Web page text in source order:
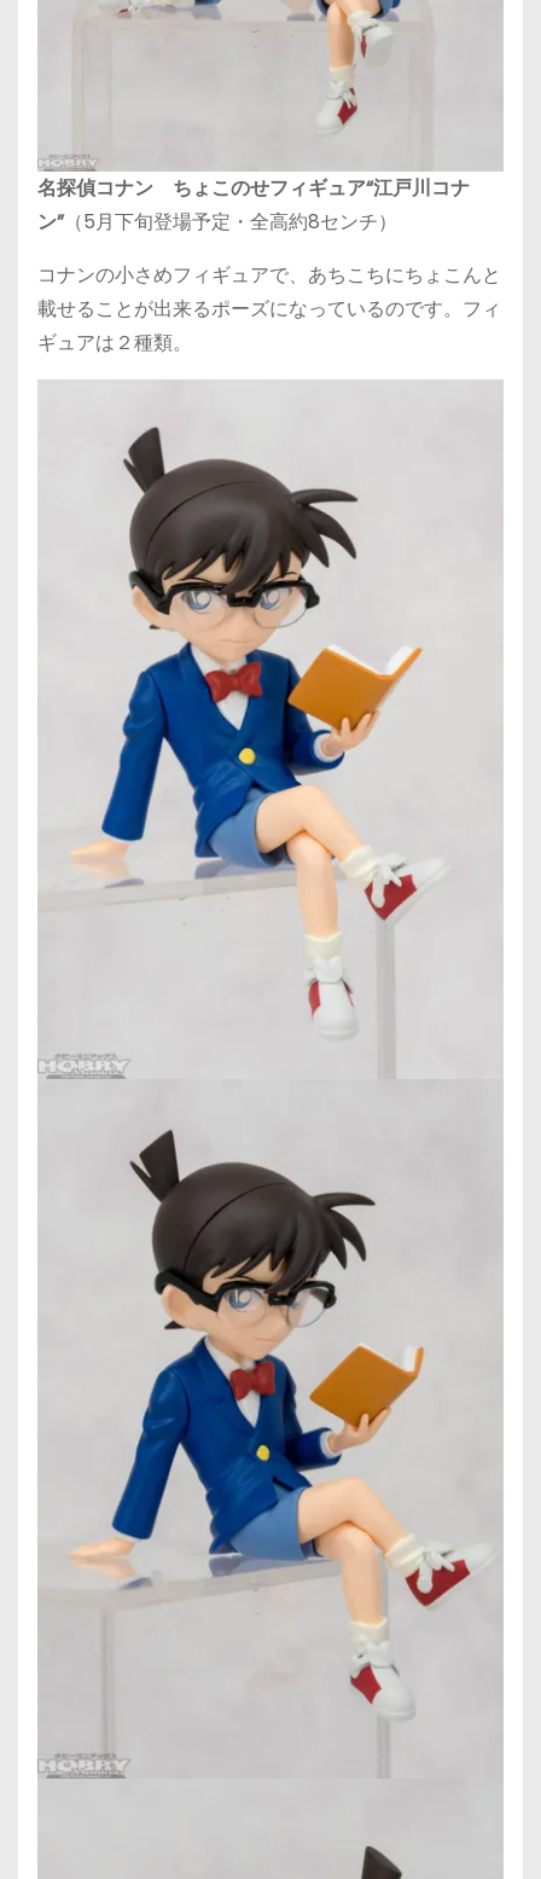
名探偵コナン ちょこのせフィギュア“江戸川コナ
ン”（5月下旬登場予定・全高約8センチ）
コナンの小さめフィギュアで、あちこちにちょこんと
載せることが出来るポーズになっているのです。フィ
ギュアは２種類。